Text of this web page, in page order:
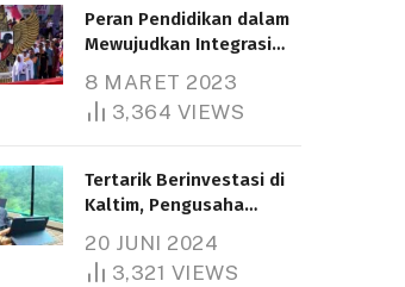
Peran Pendidikan dalam
Mewujudkan Integrasi
8 MARET 2023
3,364 VIEWS
Tertarik Berinvestasi di
Kaltim, Pengusaha
1.000 Hektare
20 JUNI 2024
3,321 VIEWS